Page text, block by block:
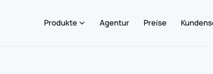
Produkte Agentur Preise